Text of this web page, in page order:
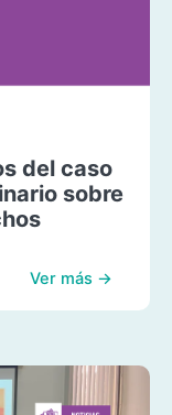
del caso
sobre
Ver más →